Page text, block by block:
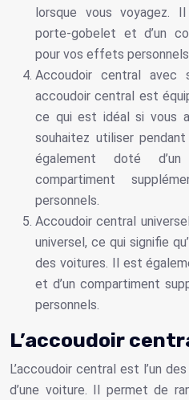
lorsque vous voyagez.
porte-gobelet et d’un
pour vos effets personnels.
Accoudoir central
accoudoir central est
ce qui est idéal si vous
souhaitez utiliser
également doté
compartiment
personnels.
Accoudoir central
universel, ce qui signifie
des voitures. Il est
et d’un compartiment
personnels.
L’accoudoir
L’accoudoir central est l’un
d’une voiture. Il permet de